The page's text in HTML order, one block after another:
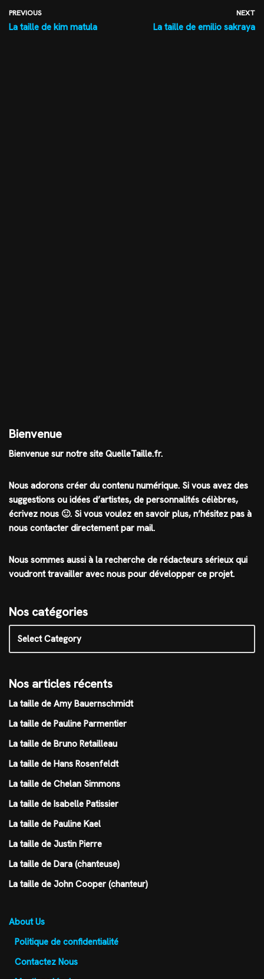
PREVIOUS
La taille de kim matula
NEXT
La taille de emilio sakraya
Bienvenue
Bienvenue sur notre site QuelleTaille.fr.
Nous adorons créer du contenu numérique. Si vous avez des
suggestions ou idées d’artistes, de personnalités célèbres,
écrivez nous 🙂. Si vous voulez en savoir plus, n’hésitez pas à
nous contacter directement par mail.
Nous sommes aussi à la recherche de rédacteurs sérieux qui
voudront travailler avec nous pour développer ce projet.
Nos catégories
Nos articles récents
La taille de Amy Bauernschmidt
La taille de Pauline Parmentier
La taille de Bruno Retailleau
La taille de Hans Rosenfeldt
La taille de Chelan Simmons
La taille de Isabelle Patissier
La taille de Pauline Kael
La taille de Justin Pierre
La taille de Dara (chanteuse)
La taille de John Cooper (chanteur)
About Us
Politique de confidentialité
Contactez Nous